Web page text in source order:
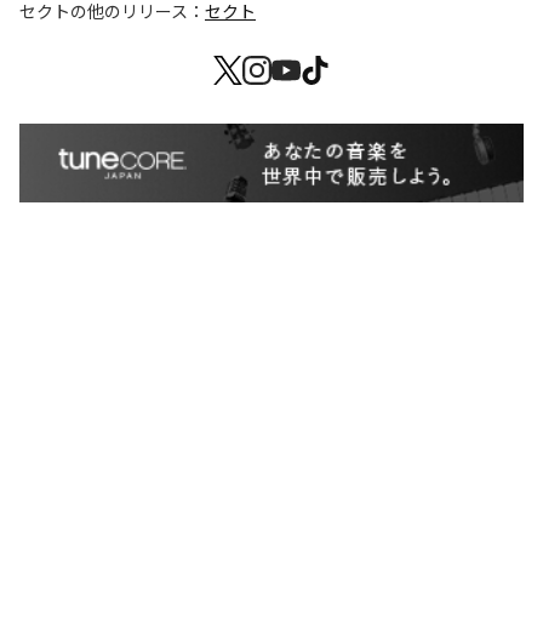
セクトの他のリリース： セクト